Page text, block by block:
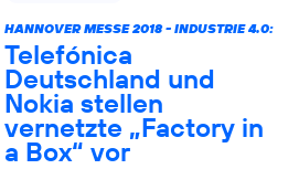
HANNOVER MESSE 2018 - INDUSTRIE 4.0:
Telefónica
Deutschland und
Nokia stellen
vernetzte „Factory in
a Box“ vor